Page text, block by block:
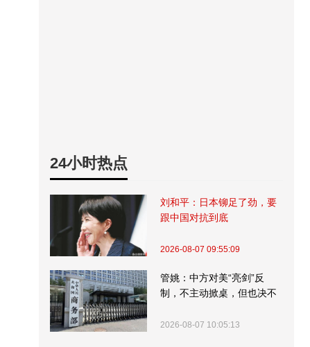
24小时热点
刘和平：日本铆足了劲，要
跟中国对抗到底
2026-08-07 09:55:09
管姚：中方对美“亮剑”反
制，不主动掀桌，但也决不
2026-08-07 10:05:13